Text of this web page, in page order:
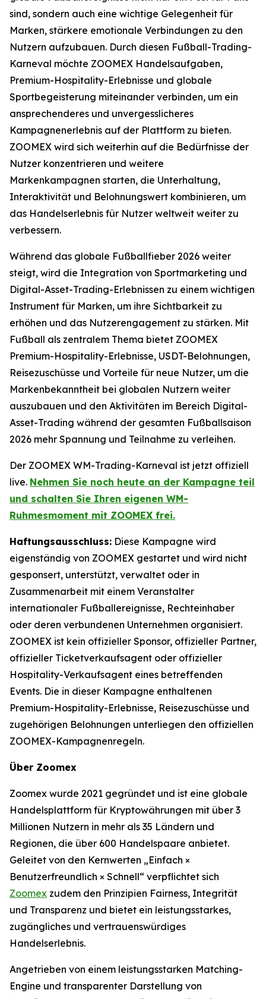
sind, sondern auch eine wichtige Gelegenheit für
Marken, stärkere emotionale Verbindungen zu den
Nutzern aufzubauen. Durch diesen Fußball-Trading-
Karneval möchte ZOOMEX Handelsaufgaben,
Premium-Hospitality-Erlebnisse und globale
Sportbegeisterung miteinander verbinden, um ein
ansprechenderes und unvergesslicheres
Kampagnenerlebnis auf der Plattform zu bieten.
ZOOMEX wird sich weiterhin auf die Bedürfnisse der
Nutzer konzentrieren und weitere
Markenkampagnen starten, die Unterhaltung,
Interaktivität und Belohnungswert kombinieren, um
das Handelserlebnis für Nutzer weltweit weiter zu
verbessern.
Während das globale Fußballfieber 2026 weiter
steigt, wird die Integration von Sportmarketing und
Digital-Asset-Trading-Erlebnissen zu einem wichtigen
Instrument für Marken, um ihre Sichtbarkeit zu
erhöhen und das Nutzerengagement zu stärken. Mit
Fußball als zentralem Thema bietet ZOOMEX
Premium-Hospitality-Erlebnisse, USDT-Belohnungen,
Reisezuschüsse und Vorteile für neue Nutzer, um die
Markenbekanntheit bei globalen Nutzern weiter
auszubauen und den Aktivitäten im Bereich Digital-
Asset-Trading während der gesamten Fußballsaison
2026 mehr Spannung und Teilnahme zu verleihen.
Der ZOOMEX WM-Trading-Karneval ist jetzt offiziell
live. Nehmen Sie noch heute an der Kampagne teil
und schalten Sie Ihren eigenen WM-
Ruhmesmoment mit ZOOMEX frei.
Haftungsausschluss: Diese Kampagne wird
eigenständig von ZOOMEX gestartet und wird nicht
gesponsert, unterstützt, verwaltet oder in
Zusammenarbeit mit einem Veranstalter
internationaler Fußballereignisse, Rechteinhaber
oder deren verbundenen Unternehmen organisiert.
ZOOMEX ist kein offizieller Sponsor, offizieller Partner,
offizieller Ticketverkaufsagent oder offizieller
Hospitality-Verkaufsagent eines betreffenden
Events. Die in dieser Kampagne enthaltenen
Premium-Hospitality-Erlebnisse, Reisezuschüsse und
zugehörigen Belohnungen unterliegen den offiziellen
ZOOMEX-Kampagnenregeln.
Über Zoomex
Zoomex wurde 2021 gegründet und ist eine globale
Handelsplattform für Kryptowährungen mit über 3
Millionen Nutzern in mehr als 35 Ländern und
Regionen, die über 600 Handelspaare anbietet.
Geleitet von den Kernwerten „Einfach ×
Benutzerfreundlich × Schnell“ verpflichtet sich
Zoomex zudem den Prinzipien Fairness, Integrität
und Transparenz und bietet ein leistungsstarkes,
zugängliches und vertrauenswürdiges
Handelserlebnis.
Angetrieben von einem leistungsstarken Matching-
Engine und transparenter Darstellung von